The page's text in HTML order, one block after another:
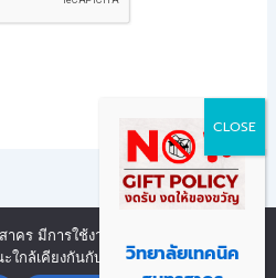
by งานศูนย์ข้อมูลสารสนเทศ วิทยาลัย
วิทยาลัยเทคนิค
คร มีการใช้งานเทคโนโลยีคุกกี้ หรือ
กล้เคียงกันกับคุกกี้ บนเว็บไซต์